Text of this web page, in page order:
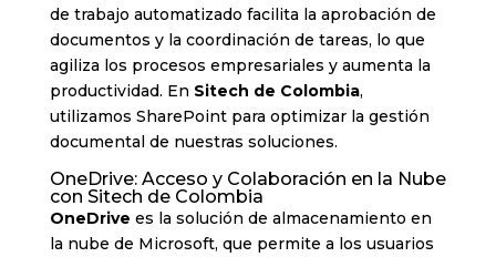
de trabajo automatizado facilita la aprobación de
documentos y la coordinación de tareas, lo que
agiliza los procesos empresariales y aumenta la
productividad. En Sitech de Colombia,
utilizamos SharePoint para optimizar la gestión
documental de nuestras soluciones.
OneDrive: Acceso y Colaboración en la Nube
con Sitech de Colombia
OneDrive es la solución de almacenamiento en
la nube de Microsoft, que permite a los usuarios